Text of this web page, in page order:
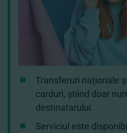
Transferuri naționale
carduri, știind doar
destinatarului.
Serviciul este